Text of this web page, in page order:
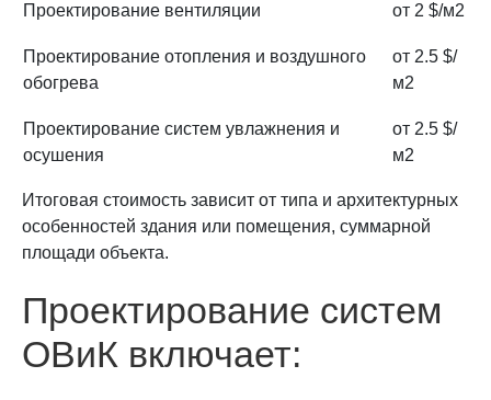
Проектирование вентиляции от 2 $/м2
Проектирование отопления и воздушного
обогрева
от 2.5 $/
м2
Проектирование систем увлажнения и
осушения
от 2.5 $/
м2
Итоговая стоимость зависит от типа и архитектурных
особенностей здания или помещения, суммарной
площади объекта.
Проектирование систем
ОВиК включает: